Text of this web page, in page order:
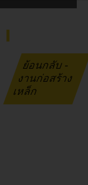
ย้อนกลับ -
งานก่อสร้าง
เหล็ก